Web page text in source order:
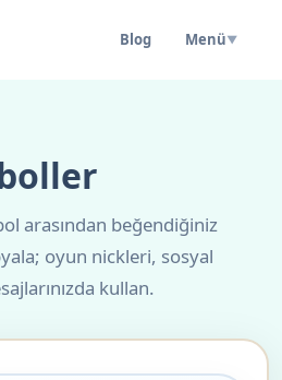
Blog Menü▼
arasından beğendiğiniz
oyun nickleri, sosyal
kullan.